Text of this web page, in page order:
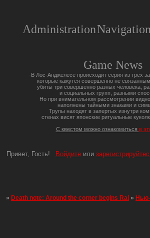
Administration
Game News
-В Лос-Анджелесе происходит серия из трех
которые кажутся совершенно не
убиты три совершенно разных человека,
и социальных групп, разными
Но при внимательном рассмотрении
наполнены тайными знаками и
Трупы находят в запертых изнутри
стенах висят японские ритуальные
С квестом можно ознакомиться в
Привет, Гость! Войдитеили
»Death note: Around the corner begins Rai »